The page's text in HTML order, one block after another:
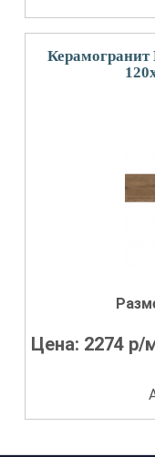
Цена: 2274 р/